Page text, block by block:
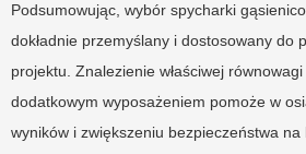
Podsumowując, wybór spycharki
dokładnie przemyślany i dostosowany do
projektu. Znalezienie właściwej
dodatkowym wyposażeniem pomoże w
wyników i zwiększeniu bezpieczeństwa na